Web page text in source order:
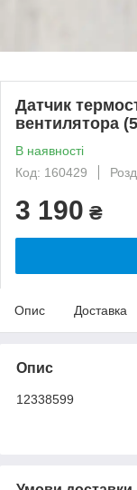
Датчик
вентилятора
В наявності
Код: 160429
3 190 ₴
Опис Доставка
Опис
12338599